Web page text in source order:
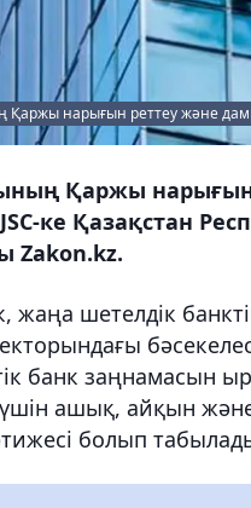
нарығын реттеу және
Қаржы нарығын
ке Қазақстан
Zakon.kz.
жаңа шетелдік
банк заңнамасын
үшін ашық, айқын
болып